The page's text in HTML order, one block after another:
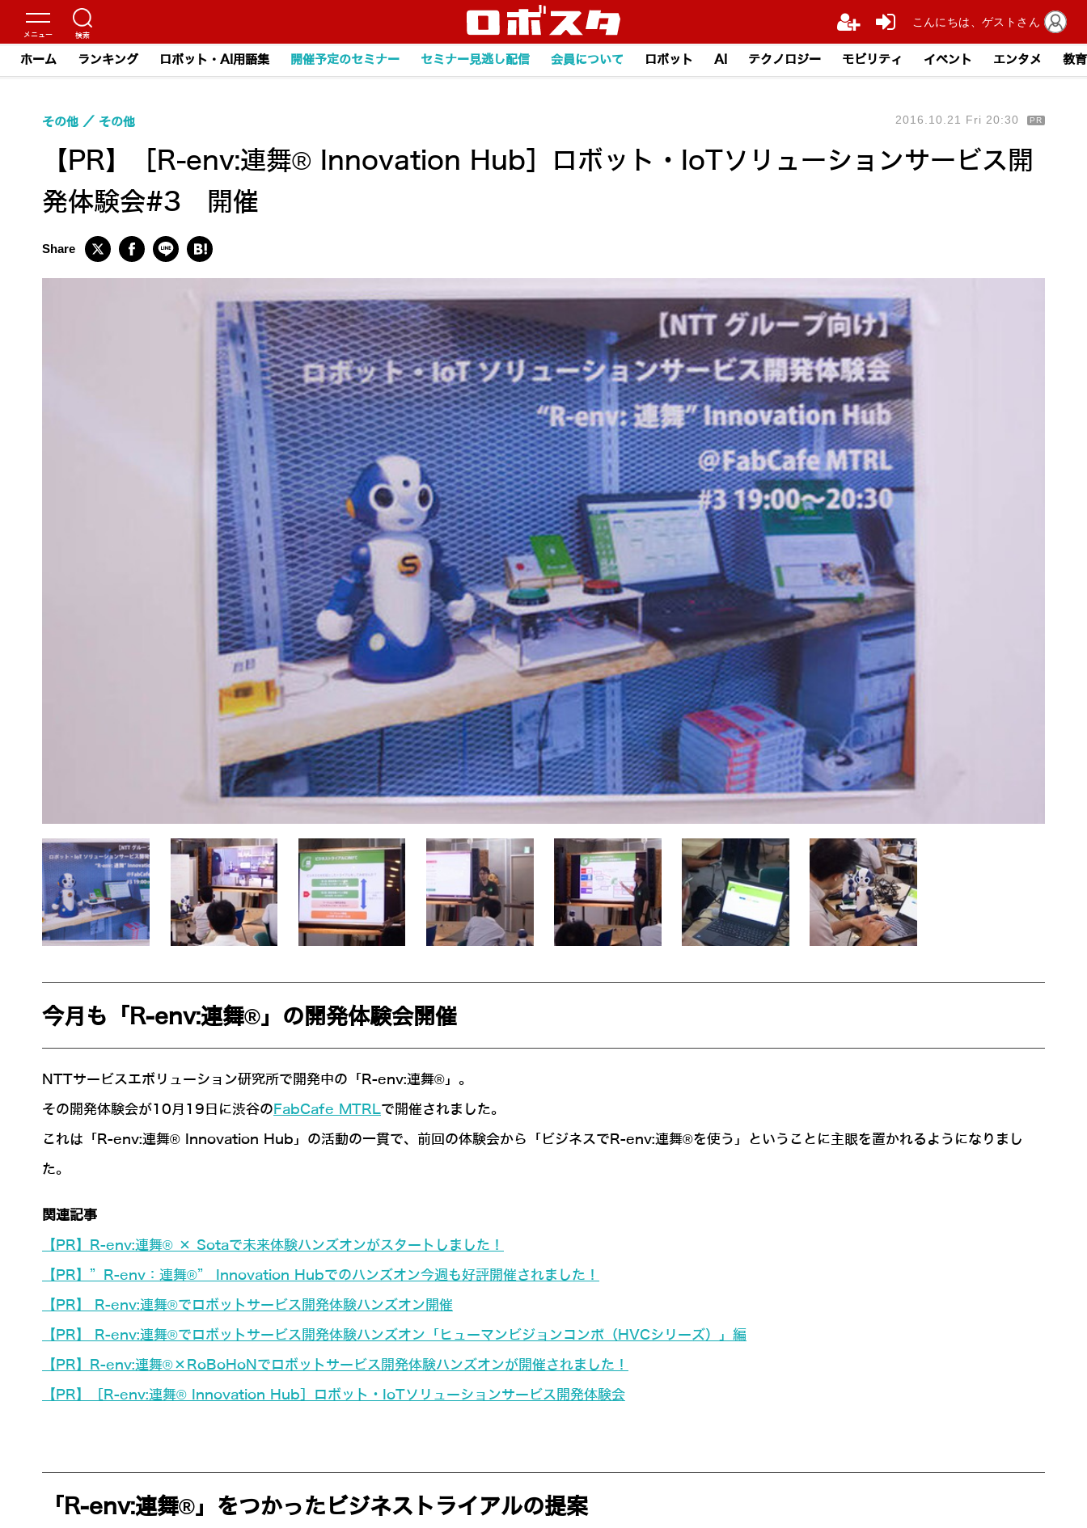
ホーム ランキング ロボット・AI用語集 開催予定のセミナー セミナー見逃し配信 会員について ロボット AI テクノロジー モビリティ イベント エンタメ 教育
【PR】［R-env:連舞® Innovation Hub］ロボット・IoTソリューションサービス開
発体験会#3 開催
その他 その他 2016.10.21 Fri 20:30 PR
今月も「R-env:連舞®」の開発体験会開催
NTTサービスエボリューション研究所で開発中の「R-env:連舞®」。
その開発体験会が10月19日に渋谷の FabCafe MTRLで開催されました。
これは「R-env:連舞® Innovation Hub」の活動の一貫で、前回の体験会から「ビジネスでR-env:連舞®を使う」ということに主眼を置かれるようになりまし
た。
関連記事
【PR】R-env:連舞® × Sotaで未来体験ハンズオンがスタートしました！
【PR】”R-env：連舞®” Innovation Hubでのハンズオン今週も好評開催されました！
【PR】 R-env:連舞®でロボットサービス開発体験ハンズオン開催
【PR】 R-env:連舞®でロボットサービス開発体験ハンズオン「ヒューマンビジョンコンポ（HVCシリーズ）」編
【PR】R-env:連舞®×RoBoHoNでロボットサービス開発体験ハンズオンが開催されました！
【PR】［R-env:連舞® Innovation Hub］ロボット・IoTソリューションサービス開発体験会
「R-env:連舞®」をつかったビジネストライアルの提案
こんにちは、ゲストさん